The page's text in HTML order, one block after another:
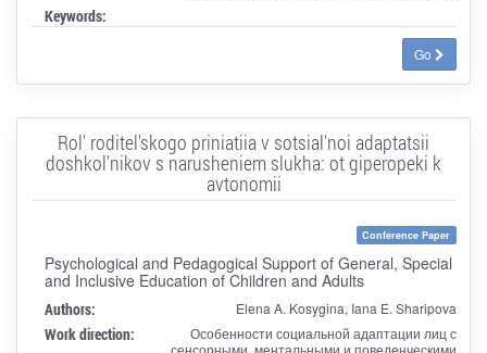
Keywords:
Go
Rol' roditel'skogo priniatiia v sotsial'noi adaptatsii
doshkol'nikov s narusheniem slukha: ot giperopeki k
avtonomii
Conference Paper
Psychological and Pedagogical Support of General, Special
and Inclusive Education of Children and Adults
Authors: Elena A. Kosygina, Iana E. Sharipova
Work direction:
Особенности социальной адаптации лиц с
сенсорными, ментальными и поведенческими